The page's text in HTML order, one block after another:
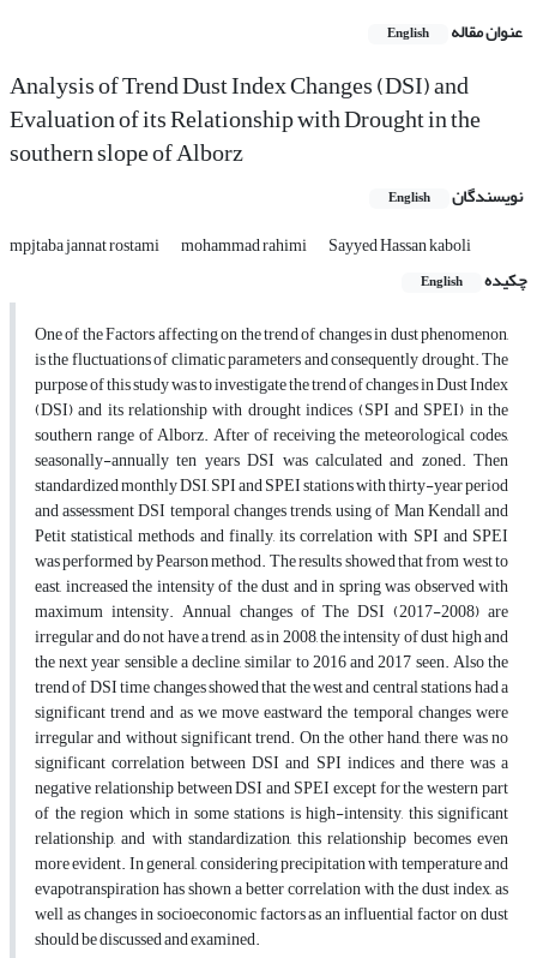
عنوان مقاله English
Analysis of Trend Dust Index Changes (DSI) and
Evaluation of its Relationship with Drought in the
southern slope of Alborz
نویسندگان English
mpjtaba jannat rostami mohammad rahimi
Sayyed Hassan kaboli
چکیده
English
One of the Factors affecting on the trend of changes in dust phenomenon,
is the fluctuations of climatic parameters and consequently drought. The
purpose of this study was to investigate the trend of changes in Dust Index
(DSI) and its relationship with drought indices (SPI and SPEI) in the
southern range of Alborz. After of receiving the meteorological codes,
seasonally-annually ten years DSI was calculated and zoned. Then
standardized monthly DSI, SPI and SPEI stations with thirty-year period
and assessment DSI temporal changes trends, using of Man Kendall and
Petit statistical methods and finally, its correlation with SPI and SPEI
was performed by Pearson method. The results showed that from west to
east, increased the intensity of the dust and in spring was observed with
maximum intensity. Annual changes of The DSI (2017-2008) are
irregular and do not have a trend, as in 2008, the intensity of dust high and
the next year sensible a decline, similar to 2016 and 2017 seen. Also the
trend of DSI time changes showed that the west and central stations had a
significant trend and as we move eastward the temporal changes were
irregular and without significant trend. On the other hand, there was no
significant correlation between DSI and SPI indices and there was a
negative relationship between DSI and SPEI except for the western part
of the region which in some stations is high-intensity, this significant
relationship, and with standardization, this relationship becomes even
more evident. In general, considering precipitation with temperature and
evapotranspiration has shown a better correlation with the dust index, as
well as changes in socioeconomic factors as an influential factor on dust
should be discussed and examined.